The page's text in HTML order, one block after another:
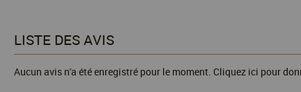
LISTE DES AVIS
Aucun avis n'a été enregistré pour le moment. Cliquez ici pour